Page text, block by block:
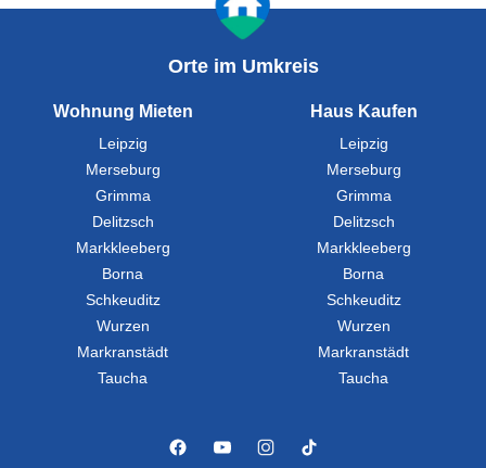
Orte im Umkreis
Wohnung Mieten
Leipzig
Merseburg
Grimma
Delitzsch
Markkleeberg
Borna
Schkeuditz
Wurzen
Markranstädt
Taucha
Haus Kaufen
Leipzig
Merseburg
Grimma
Delitzsch
Markkleeberg
Borna
Schkeuditz
Wurzen
Markranstädt
Taucha